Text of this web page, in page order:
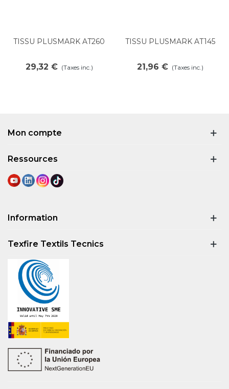
TISSU PLUSMARK AT260
29,32 € (Taxes inc.)
TISSU PLUSMARK AT145
21,96 € (Taxes inc.)
Mon compte
Ressources
Information
Texfire Textils Tecnics